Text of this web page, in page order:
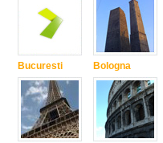
Bucuresti Bologna